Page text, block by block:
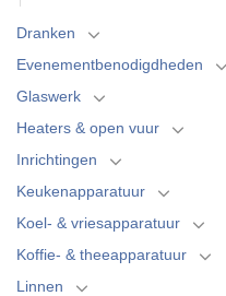
Dranken
Evenementbenodigdheden
Glaswerk
Heaters & open vuur
Inrichtingen
Keukenapparatuur
Koel- & vriesapparatuur
Koffie- & theeapparatuur
Linnen